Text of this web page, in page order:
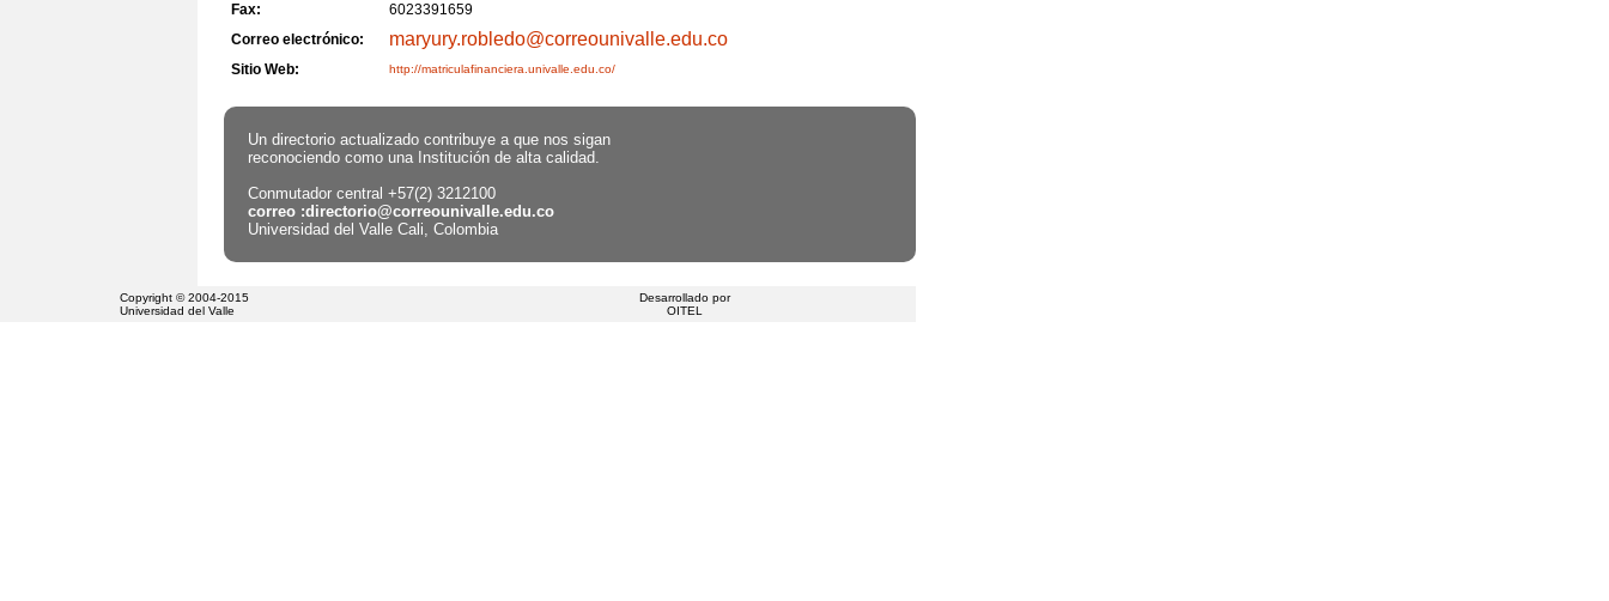
Fax:
6023391659
Correo electrónico:
maryury.robledo@correounivalle.edu.co
Sitio Web: http://matriculafinanciera.univalle.edu.co/
Un directorio actualizado contribuye a que nos sigan
reconociendo como una Institución de alta calidad.
Conmutador central +57(2) 3212100
correo :directorio@correounivalle.edu.co
Universidad del Valle Cali, Colombia
Copyright © 2004-2015
Universidad del Valle
Desarrollado por
OITEL